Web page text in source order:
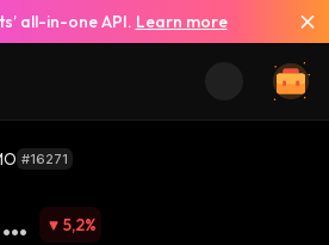
all-in-one API. Learn more
#16271
5,2%